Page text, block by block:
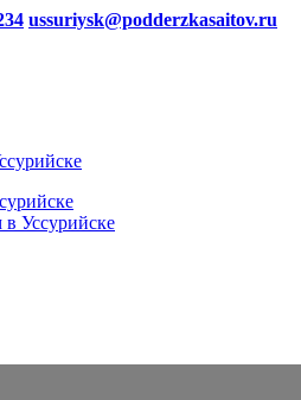
ussuriysk@podderzkasaitov.ru
Уссурийске